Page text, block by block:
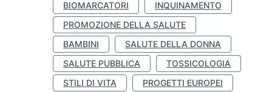
BIOMARCATORI
INQUINAMENTO
PROMOZIONE DELLA SALUTE
BAMBINI
SALUTE DELLA DONNA
SALUTE PUBBLICA
TOSSICOLOGIA
STILI DI VITA
PROGETTI EUROPEI